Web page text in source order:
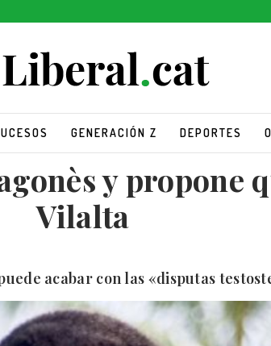
GENERACIÓN Z DEPORTES
y propone
Vilalta
acabar con las «disputas